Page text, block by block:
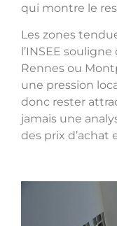
qui montre le
Les zones
l’INSEE
Rennes ou
une pression
donc rester
jamais une
des prix